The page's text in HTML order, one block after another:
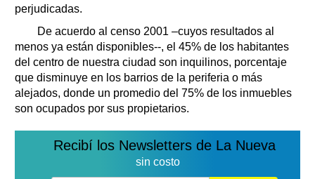
perjudicadas.
De acuerdo al censo 2001 –cuyos resultados al
menos ya están disponibles--, el 45% de los habitantes
del centro de nuestra ciudad son inquilinos, porcentaje
que disminuye en los barrios de la periferia o más
alejados, donde un promedio del 75% de los inmuebles
son ocupados por sus propietarios.
Recibí los Newsletters de La Nueva
sin costo